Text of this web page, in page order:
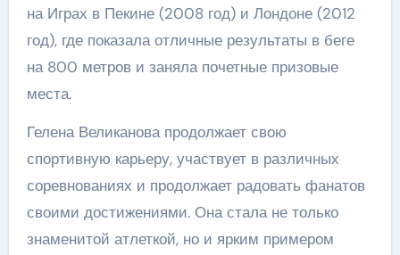
на Играх в Пекине (2008 год) и Лондоне (2012
год), где показала отличные результаты в беге
на 800 метров и заняла почетные призовые
места.
Гелена Великанова продолжает свою
спортивную карьеру, участвует в различных
соревнованиях и продолжает радовать фанатов
своими достижениями. Она стала не только
знаменитой атлеткой, но и ярким примером